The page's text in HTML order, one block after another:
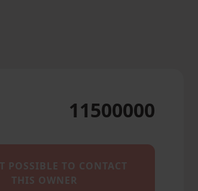
11500000
POSSIBLE TO CONTACT
THIS OWNER